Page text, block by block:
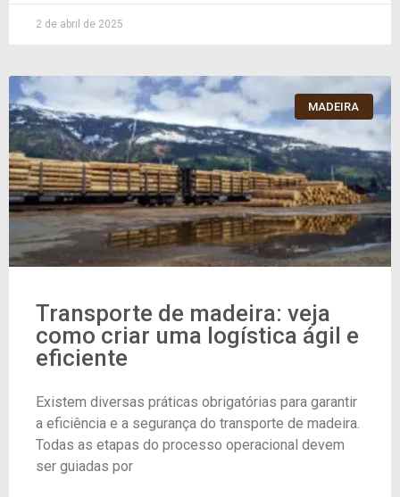
2 de abril de 2025
MADEIRA
Transporte de madeira: veja
como criar uma logística ágil e
eficiente
Existem diversas práticas obrigatórias para garantir
a eficiência e a segurança do transporte de madeira.
Todas as etapas do processo operacional devem
ser guiadas por